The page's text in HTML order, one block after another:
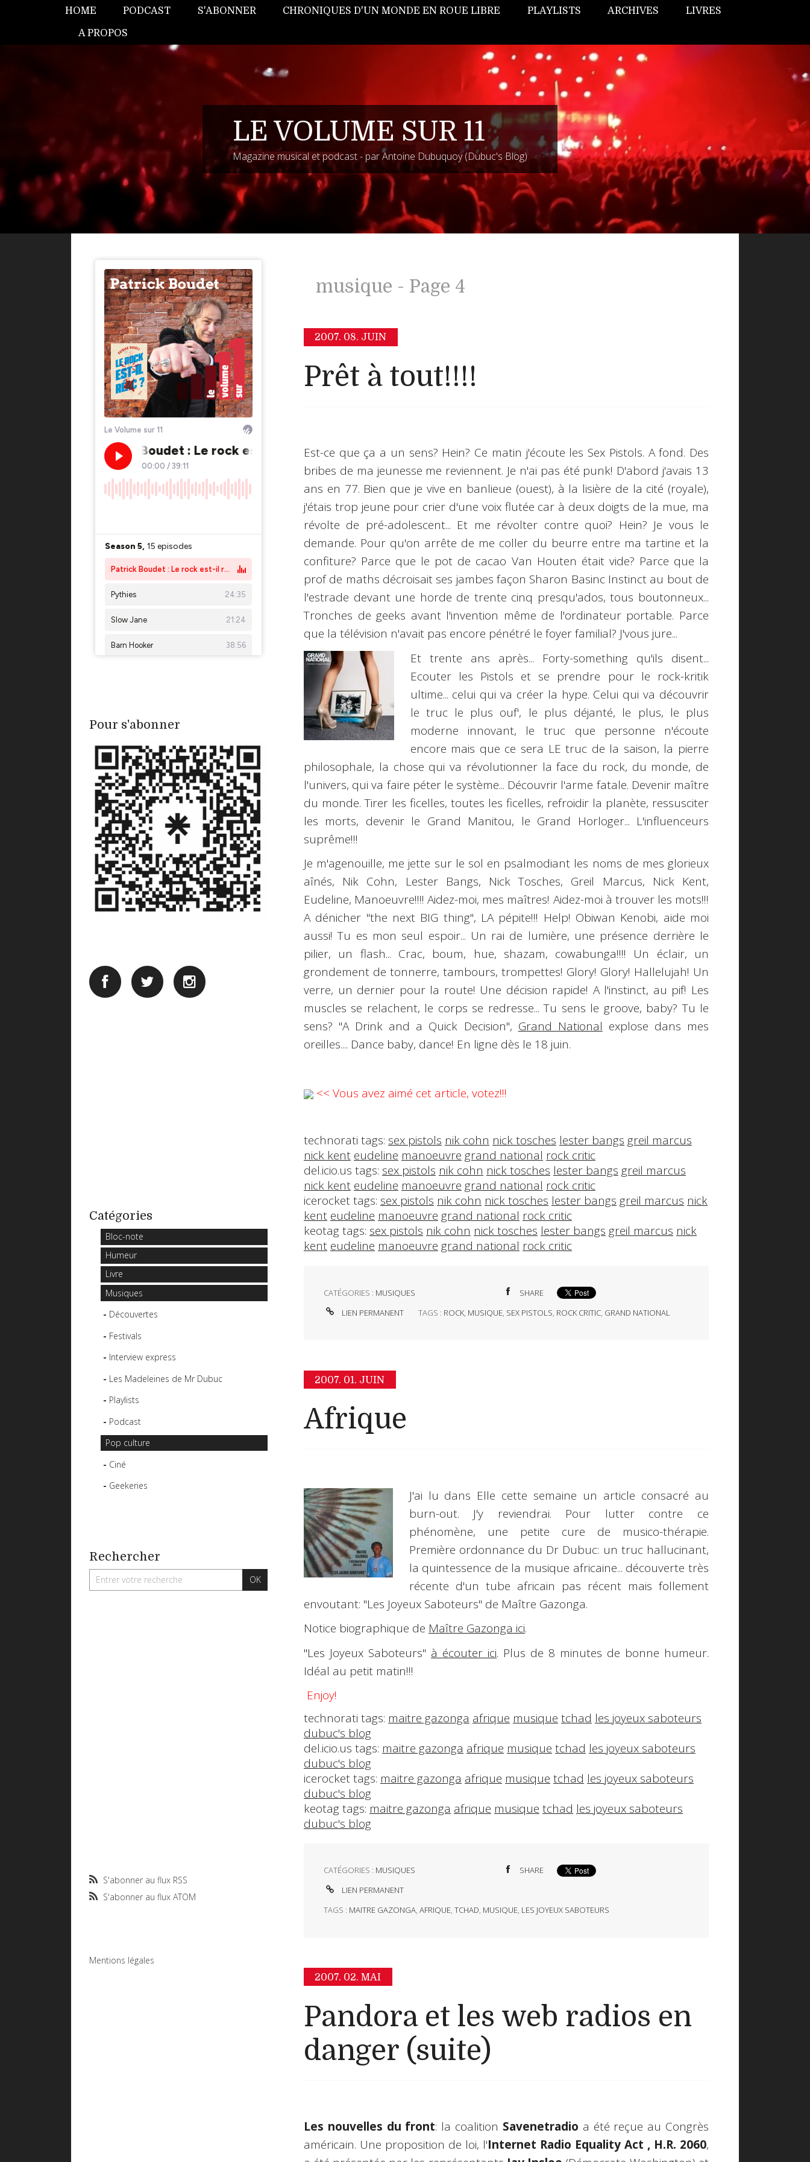
HOME PODCAST S'ABONNER CHRONIQUES D'UN MONDE EN ROUE LIBRE PLAYLISTS ARCHIVES LIVRES
A PROPOS
LE VOLUME SUR 11
Magazine musical et podcast - par Antoine Dubuquoy (Dubuc's Blog)
Pour s'abonner
Catégories
Bloc-note
Humeur
Livre
Musiques
Découvertes
Festivals
Interview express
Les Madeleines de Mr Dubuc
Playlists
Podcast
Pop culture
Ciné
Geekeries
Rechercher
S'abonner au flux RSS
S'abonner au flux ATOM
Mentions légales
musique - Page 4
2007. 08. JUIN
Prêt à tout!!!!
Est-ce que ça a un sens? Hein? Ce matin j'écoute les Sex Pistols. A fond. Des
bribes de ma jeunesse me reviennent. Je n'ai pas été punk! D'abord j'avais 13
ans en 77. Bien que je vive en banlieue (ouest), à la lisière de la cité (royale),
j'étais trop jeune pour crier d'une voix flutée car à deux doigts de la mue, ma
révolte de pré-adolescent... Et me révolter contre quoi? Hein? Je vous le
demande. Pour qu'on arrête de me coller du beurre entre ma tartine et la
confiture? Parce que le pot de cacao Van Houten était vide? Parce que la
prof de maths décroisait ses jambes façon Sharon Basinc Instinct au bout de
l'estrade devant une horde de trente cinq presqu'ados, tous boutonneux...
Tronches de geeks avant l'invention même de l'ordinateur portable. Parce
que la télévision n'avait pas encore pénétré le foyer familial? J'vous jure...
Et trente ans après... Forty-somethingqu'ils disent...
Ecouter les Pistols et se prendre pour le rock-kritik
ultime... celui qui va créer la hype. Celui qui va découvrir
le truc le plus ouf', le plus déjanté, le plus, le plus
moderne innovant, le truc que personne n'écoute
encore mais que ce sera LE truc de la saison, la pierre
philosophale, la chose qui va révolutionner la face du rock, du monde, de
l'univers, qui va faire péter le système... Découvrir l'arme fatale. Devenir maître
du monde. Tirer les ficelles, toutes les ficelles, refroidir la planète, ressusciter
les morts, devenir le Grand Manitou, le Grand Horloger... L'influenceurs
suprême!!!
Je m'agenouille, me jette sur le sol en psalmodiant les noms de mes glorieux
aînés, Nik Cohn, Lester Bangs, Nick Tosches, Greil Marcus, Nick Kent,
Eudeline, Manoeuvre!!!! Aidez-moi, mes maîtres! Aidez-moi à trouver les mots!!!
A dénicher "the next BIG thing", LA pépite!!! Help! Obiwan Kenobi, aide moi
aussi! Tu es mon seul espoir... Un rai de lumière, une présence derrière le
pilier, un flash... Crac, boum, hue, shazam, cowabunga!!!! Un éclair, un
grondement de tonnerre, tambours, trompettes! Glory! Glory! Hallelujah! Un
verre, un dernier pour la route! Une décision rapide! A l'instinct, au pif! Les
muscles se relachent, le corps se redresse... Tu sens le groove, baby? Tu le
sens? "A Drink and a Quick Decision", Grand National explose dans mes
oreilles.... Dance baby, dance! En ligne dès le 18 juin.
<< Vous avez aimé cet article, votez!!!
technorati tags: sex pistols nik cohn nick tosches lester bangs greil marcus
nick kent eudeline manoeuvre grand national rock critic
del.icio.us tags: sex pistols nik cohn nick tosches lester bangs greil marcus
nick kent eudeline manoeuvre grand national rock critic
icerocket tags: sex pistols nik cohn nick tosches lester bangs greil marcus nick
kent eudeline manoeuvre grand national rock critic
keotag tags: sex pistols nik cohn nick tosches lester bangs greil marcus nick
kent eudeline manoeuvre grand national rock critic
CATÉGORIES : MUSIQUES
SHARE
LIEN PERMANENT
TAGS : ROCK, MUSIQUE, SEX PISTOLS, ROCK CRITIC, GRAND NATIONAL
2007. 01. JUIN
Afrique
J'ai lu dans Elle cette semaine un article consacré au
burn-out. J'y reviendrai. Pour lutter contre ce
phénomène, une petite cure de musico-thérapie.
Première ordonnance du Dr Dubuc: un truc hallucinant,
la quintessence de la musique africaine... découverte très
récente d'un tube africain pas récent mais follement
envoutant: "Les Joyeux Saboteurs" de Maître Gazonga.
Notice biographique de Maître Gazonga ici.
"Les Joyeux Saboteurs" à écouter ici. Plus de 8 minutes de bonne humeur.
Idéal au petit matin!!!
Enjoy!
technorati tags: maitre gazonga afrique musique tchad les joyeux saboteurs
dubuc's blog
del.icio.us tags: maitre gazonga afrique musique tchad les joyeux saboteurs
dubuc's blog
icerocket tags: maitre gazonga afrique musique tchad les joyeux saboteurs
dubuc's blog
keotag tags: maitre gazonga afrique musique tchad les joyeux saboteurs
dubuc's blog
CATÉGORIES : MUSIQUES
SHARE
LIEN PERMANENT
TAGS : MAITRE GAZONGA, AFRIQUE, TCHAD, MUSIQUE, LES JOYEUX SABOTEURS
2007. 02. MAI
Pandora et les web radios en
danger (suite)
Les nouvelles du front: la coalition Savenetradio a été reçue au Congrès
américain. Une proposition de loi, l'Internet Radio Equality Act , H.R. 2060,